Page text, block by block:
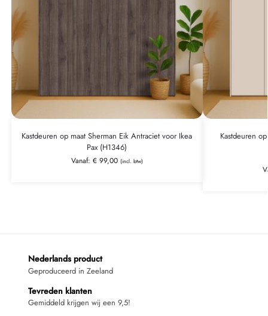
Kastdeuren op maat Sherman Eik Antraciet voor Ikea
Pax (H1346)
Vanaf: €99,00 (incl. btw)
Kastdeuren
Nederlands product
Geproduceerd in Zeeland
Tevreden klanten
Gemiddeld krijgen wij een 9,5!